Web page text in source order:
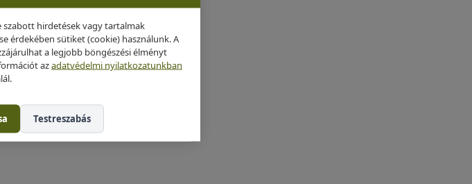
228 000 Ft
Kezelés leírása
szabott hirdetések vagy tartalmak
érdekében sütiket (cookie) használunk. A
a legjobb böngészési élményt
azadatvédelmi nyilatkozatunkban
Testreszabás